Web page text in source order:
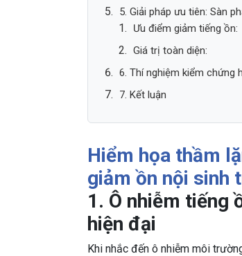
5. Giải pháp ưu tiên: Sàn
Ưu điểm giảm tiếng ồn:
Giá trị toàn diện:
6. Thí nghiệm kiểm chứng
7. Kết luận
Hiểm họa thầm
giảm ồn nội sinh
1. Ô nhiễm tiếng
hiện đại
Khi nhắc đến ô nhiễm môi